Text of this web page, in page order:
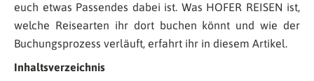
euch etwas Passendes dabei ist. Was HOFER REISEN ist,
welche Reisearten ihr dort buchen könnt und wie der
Buchungsprozess verläuft, erfahrt ihr in diesem Artikel.
Inhaltsverzeichnis